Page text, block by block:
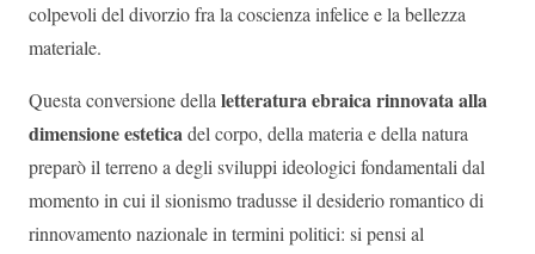
colpevoli del divorzio fra la coscienza infelice e la bellezza
materiale.
Questa conversione dellaletteratura ebraica rinnovata alla
dimensione esteticadel corpo, della materia e della natura
preparò il terreno a degli sviluppi ideologici fondamentali dal
momento in cui il sionismo tradusse il desiderio romantico di
rinnovamento nazionale in termini politici: si pensi al